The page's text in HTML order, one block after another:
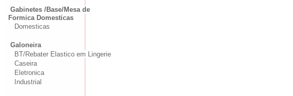
Gabinetes /Base/Mesa de
Formica Domesticas
Domesticas
Galoneira
BT/Rebater Elastico em Lingerie
Caseira
Eletronica
Industrial